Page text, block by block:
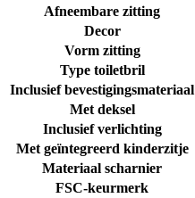
Afneembare zitting
Decor
Vorm zitting
Type toiletbril
Inclusief bevestigingsmateriaal
Met deksel
Inclusief verlichting
Met geïntegreerd kinderzitje
Materiaal scharnier
FSC-keurmerk